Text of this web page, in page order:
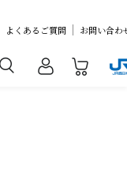
よくあるご質問 お問い合わ